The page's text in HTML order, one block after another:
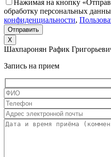
Нажимая на кнопку
обработку персональных
конфиденциальности,
X
Шахпаронян Рафик
Запись на прием